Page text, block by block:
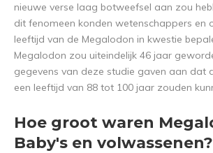
nieuwe verse laag botweefsel aan zou
dit fenomeen konden wetenschappers en
leeftijd van de Megalodon in kwestie
Megalodon zou uiteindelijk 46 jaar
gegevens van deze studie gaven aan dat
een leeftijd van 88 tot 100 jaar zouden
Hoe groot waren
Baby's en volwassenen?